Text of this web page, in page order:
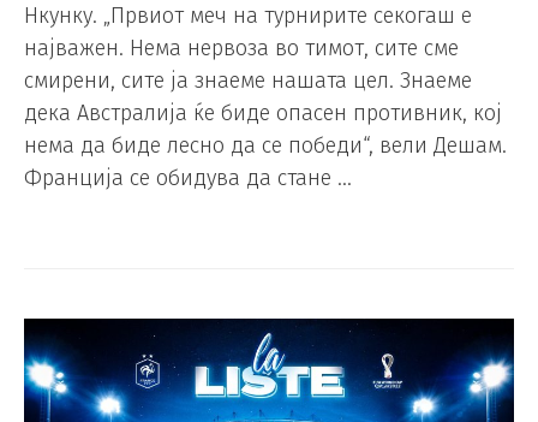
Нкунку. „Првиот меч на турнирите секогаш е
најважен. Нема нервоза во тимот, сите сме
смирени, сите ја знаеме нашата цел. Знаеме
дека Австралија ќе биде опасен противник, кој
нема да биде лесно да се победи“, вели Дешам.
Франција се обидува да стане …